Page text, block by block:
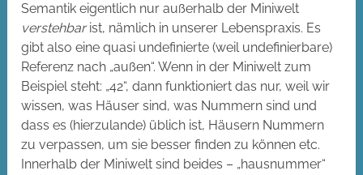
Semantik eigentlich nur außerhalb der Miniwelt
verstehbarist, nämlich in unserer Lebenspraxis. Es
gibt also eine quasi undefinierte (weil undefinierbare)
Referenz nach „außen“. Wenn in der Miniwelt zum
Beispiel steht: „42“, dann funktioniert das nur, weil wir
wissen, was Häuser sind, was Nummern sind und
dass es (hierzulande) üblich ist, Häusern Nummern
zu verpassen, um sie besser finden zu können etc.
Innerhalb der Miniwelt sind beides – „hausnummer“